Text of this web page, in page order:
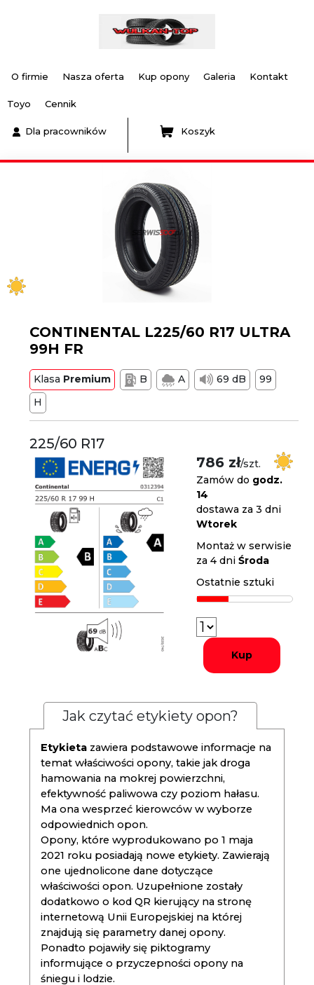
O firmie Nasza oferta Kup opony Galeria Kontakt
Toyo Cennik
Dla pracowników Koszyk
CONTINENTAL L225/60 R17 ULTRA
99H FR
Klasa Premium B A 69 dB
99
H
225/60 R17
786 zł/szt.
Zamów do godz.
14
dostawa za 3 dni
Wtorek
Montaż w serwisie
za 4 dniŚroda
Ostatnie sztuki
Kup
Jak czytać etykiety opon?
Etykieta zawiera podstawowe informacje na
temat właściwości opony, takie jak droga
hamowania na mokrej powierzchni,
efektywność paliwowa czy poziom hałasu.
Ma ona wesprzeć kierowców w wyborze
odpowiednich opon.
Opony, które wyprodukowano po 1 maja
2021 roku posiadają nowe etykiety. Zawierają
one ujednolicone dane dotyczące
właściwości opon. Uzupełnione zostały
dodatkowo o kod QR kierujący na stronę
internetową Unii Europejskiej na której
znajdują się parametry danej opony.
Ponadto pojawiły się piktogramy
informujące o przyczepności opony na
śniegu i lodzie.